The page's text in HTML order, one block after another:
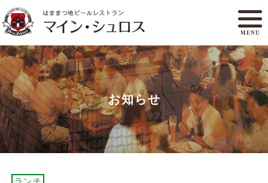
MENU
メニュー
ランチ
アクセスマップ
マイン・シュロスとは
オンラインショップ
お知らせ